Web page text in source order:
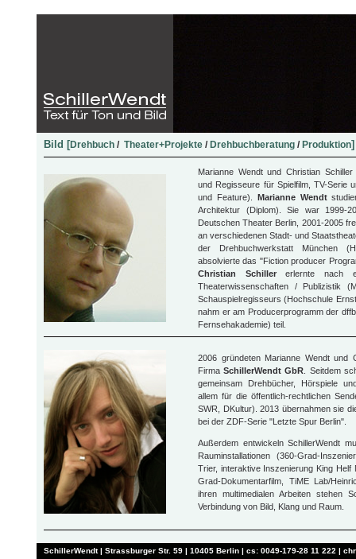
Bild [Drehbuch / Theater+Projekte / Drehbuchberatung /Produktion
Marianne Wendt und Christian
und Regisseure für Spielfilm, TV-Serie
und Feature). Marianne Wendt
Architektur (Diplom). Sie war 1999-
Deutschen Theater Berlin, 2001-2005
an verschiedenen Stadt- und
der Drehbuchwerkstatt München
absolvierte das "Fiction producer
Christian Schillererlernte nach
Theaterwissenschaften / Publizistik
Schauspielregisseurs (Hochschule
nahm er am Producerprogramm der
Fernsehakademie) teil.
2006 gründeten Marianne Wendt und
FirmaSchillerWendt GbR . Seitdem
gemeinsam Drehbücher, Hörspiele
allem für die öffentlich-rechtlichen
SWR, DKultur). 2013 übernahmen sie
bei der ZDF-Serie "Letzte Spur Berlin".
Außerdem entwickeln SchillerWendt
Rauminstallationen (360-Grad-
Trier, interaktive Inszenierung King Helf
Grad-Dokumentarfilm, TiME Lab/
ihren multimedialen Arbeiten stehen
Verbindung von Bild, Klang und Raum.
SchillerWendt | Strassburger Str. 59 | 10405 Berlin | cs: 0049-179-28 11 222 |